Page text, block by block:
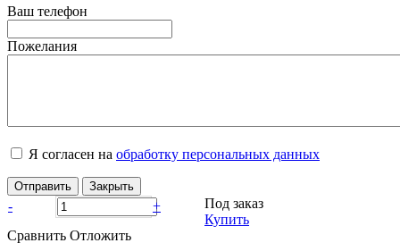
Ваш телефон
Пожелания
Я согласен на обработку персональных данных
Отправить Закрыть
- +
Под заказ
Купить
Сравнить Отложить